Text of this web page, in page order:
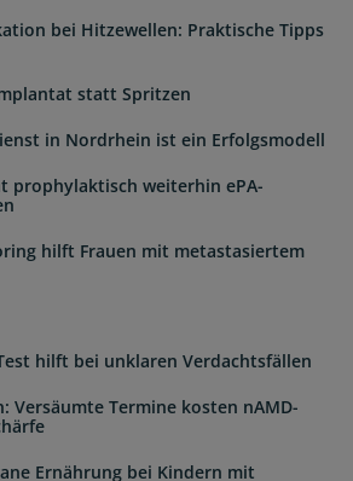
bei Hitzewellen: Praktische Tipps
statt Spritzen
in Nordrhein ist ein Erfolgsmodell
prophylaktisch weiterhin ePA-
hilft Frauen mit metastasiertem
hilft bei unklaren Verdachtsfällen
Versäumte Termine kosten nAMD-
Ernährung bei Kindern mit